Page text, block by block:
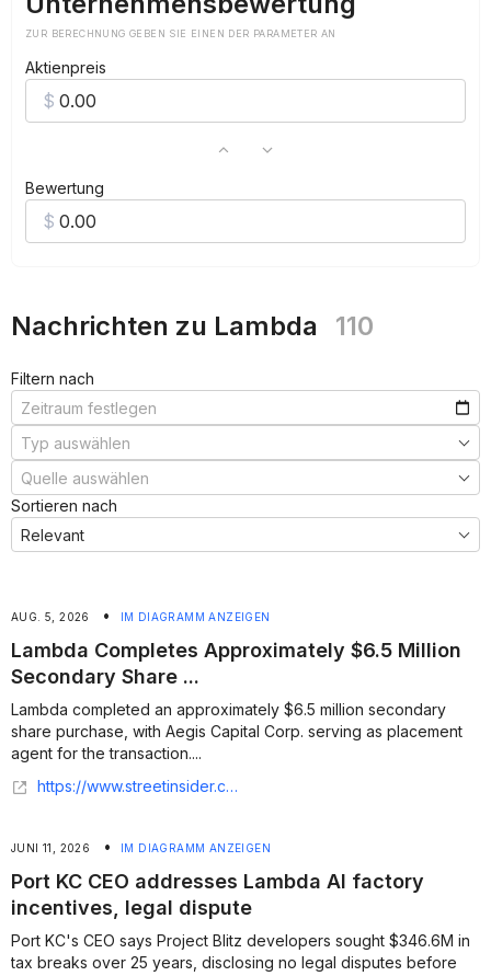
ZUR BERECHNUNG GEBEN SIE EINEN DER PARAMETER AN
Aktienpreis
Bewertung
Nachrichten zu Lambda 110
Filtern nach
Sortieren nach
AUG. 5, 2026 • IM DIAGRAMM ANZEIGEN
Lambda Completes Approximately $6.5 Million
Secondary Share ...
Lambda completed an approximately $6.5 million secondary
share purchase, with Aegis Capital Corp. serving as placement
agent for the transaction....
https://www.streetinsider.com/Investor+Brand+Network/InvestorNewsBreaks+%E2%80%93+Lambda+Completes+Approximately+%246.5+Million+Secondary+Share+Purchase/26864323.html
JUNI 11, 2026 • IM DIAGRAMM ANZEIGEN
Port KC CEO addresses Lambda AI factory
incentives, legal dispute
Port KC's CEO says Project Blitz developers sought $346.6M in
tax breaks over 25 years, disclosing no legal disputes before